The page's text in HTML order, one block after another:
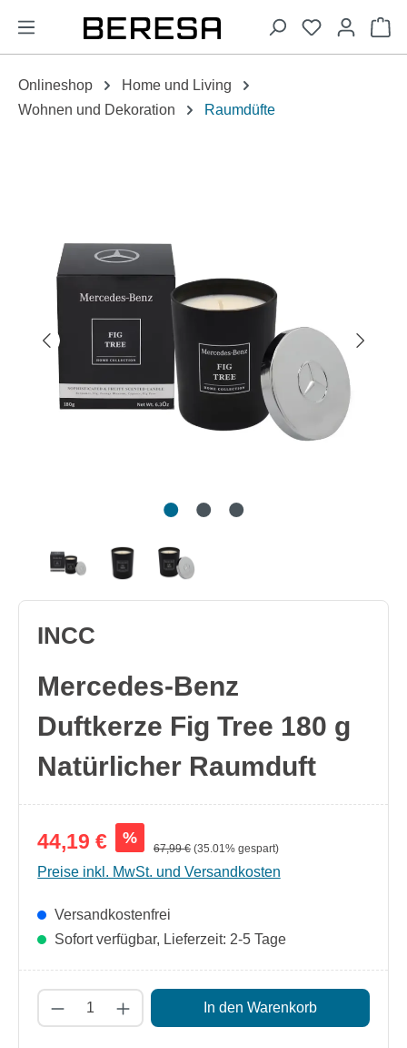
springen
Onlineshop
Home und Living
Wohnen und Dekoration
Raumdüfte
INCC
Mercedes-Benz
Duftkerze Fig Tree 180 g
Natürlicher Raumduft
44,19 € %
67,99 € (35.01% gespart)
Preise inkl. MwSt. und Versandkosten
Versandkostenfrei
Sofort verfügbar, Lieferzeit: 2-5 Tage
Produkt Anzahl: Gib den gewünschten
In den Warenkorb